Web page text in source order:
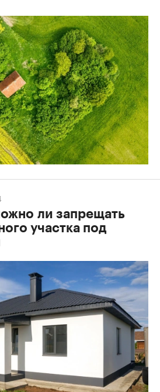
ли запрещать
участка под